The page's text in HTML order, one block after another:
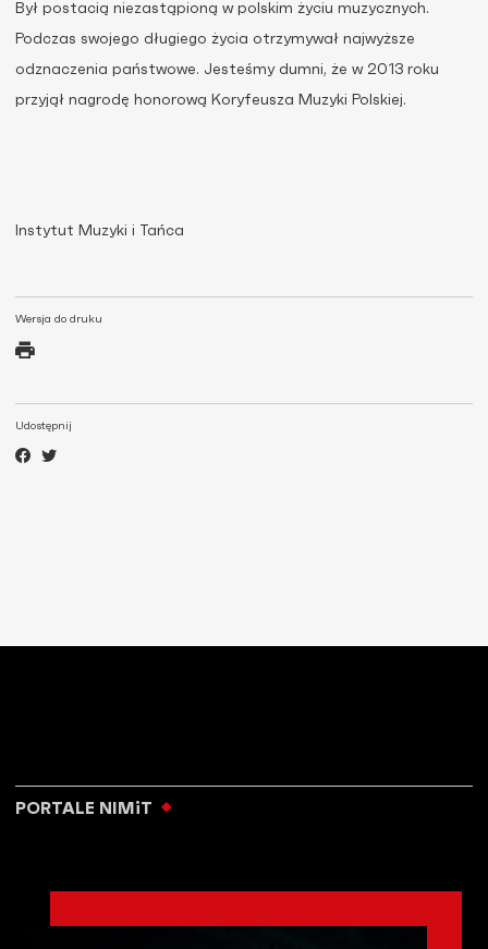
Wersja do druku
Udostępnij
Był postacią niezastąpioną w polskim życiu muzycznych.
Podczas swojego długiego życia otrzymywał najwyższe
odznaczenia państwowe. Jesteśmy dumni, że w 2013 roku
przyjął nagrodę honorową Koryfeusza Muzyki Polskiej.
Instytut Muzyki i Tańca
PORTALE NIMiT